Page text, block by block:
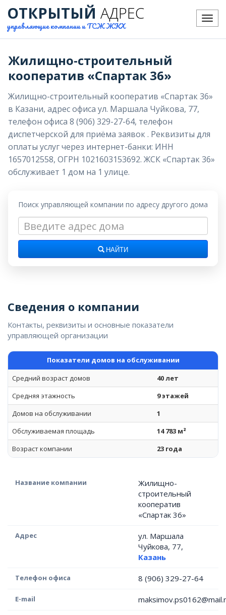
Меню
ОТКРЫТЫЙ АДРЕС
управляющие компании и ТСЖ ЖКХ
Жилищно-строительный
кооператив «Спартак 36»
Жилищно-строительный кооператив «Спартак 36»
в Казани, адрес офиса ул. Маршала Чуйкова, 77,
телефон офиса 8 (906) 329-27-64, телефон
диспетчерской для приёма заявок . Реквизиты для
оплаты услуг через интернет-банки: ИНН
1657012558, ОГРН 1021603153692. ЖСК «Спартак 36»
обслуживает 1 дом на 1 улице.
Поиск управляющей компании по адресу другого дома
НАЙТИ
Сведения о компании
Контакты, реквизиты и основные показатели
управляющей организации
Показатели домов на обслуживании
Средний возраст домов
40 лет
Средняя этажность
9 этажей
Домов на обслуживании
1
Обслуживаемая площадь
14 783 м²
Возраст компании
23 года
Название компании
Жилищно-
строительный
кооператив
«Спартак 36»
Адрес
ул. Маршала
Чуйкова, 77,
Казань
Телефон офиса 8 (906) 329-27-64
E-mail